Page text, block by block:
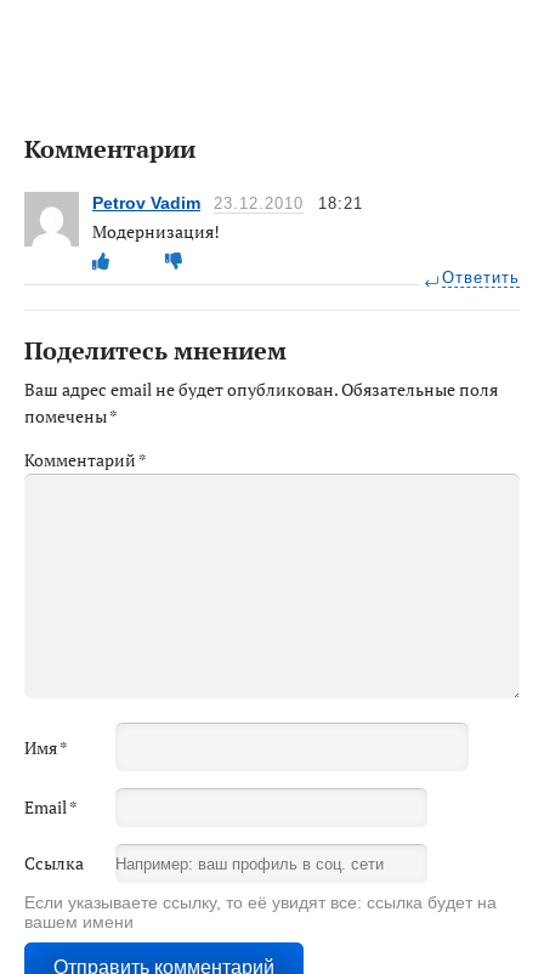
Комментарии
Petrov Vadim 23.12.2010 18:21
Модернизация!
Ответить
Поделитесь мнением
Ваш адрес email не будет опубликован.Обязательные поля
помечены*
Комментарий *
Имя*
Email*
Ссылка
Если указываете ссылку, то её увидят все: ссылка будет на
вашем имени